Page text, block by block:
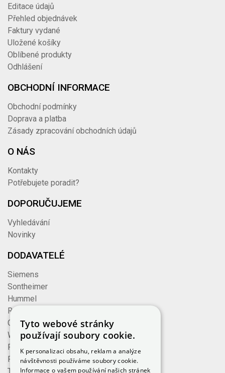
Editace údajů
Přehled objednávek
Faktury vydané
Uložené košíky
Oblíbené produkty
Odhlášení
OBCHODNÍ INFORMACE
Obchodní podmínky
Doprava a platba
Zásady zpracování obchodních údajů
O NÁS
Kontakty
Potřebujete poradit?
DOPORUČUJEME
Vyhledávání
Novinky
DODAVATELÉ
Siemens
Sontheimer
Hummel
Rose
Cembre
Wieland
Formzeug
Finder
Tyto webové stránky
používají soubory cookie.
K personalizaci obsahu, reklam a analýze
návštěvnosti používáme soubory cookie.
Informace o vašem používání našich stránek